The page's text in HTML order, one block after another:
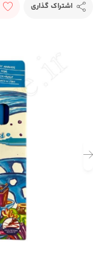
اشتراک گذاری